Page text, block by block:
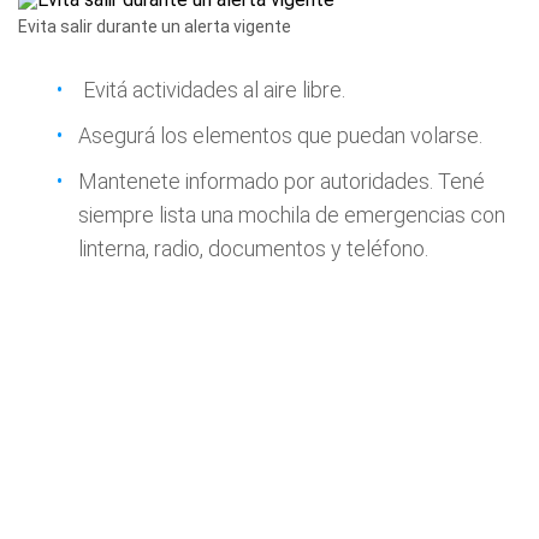
Evita salir durante un alerta vigente
Evitá actividades al aire libre.
Asegurá los elementos que puedan volarse.
Mantenete informado por autoridades. Tené
siempre lista una mochila de emergencias con
linterna, radio, documentos y teléfono.